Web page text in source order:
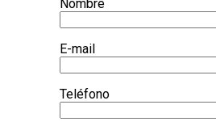
Nombre
E-mail
Teléfono